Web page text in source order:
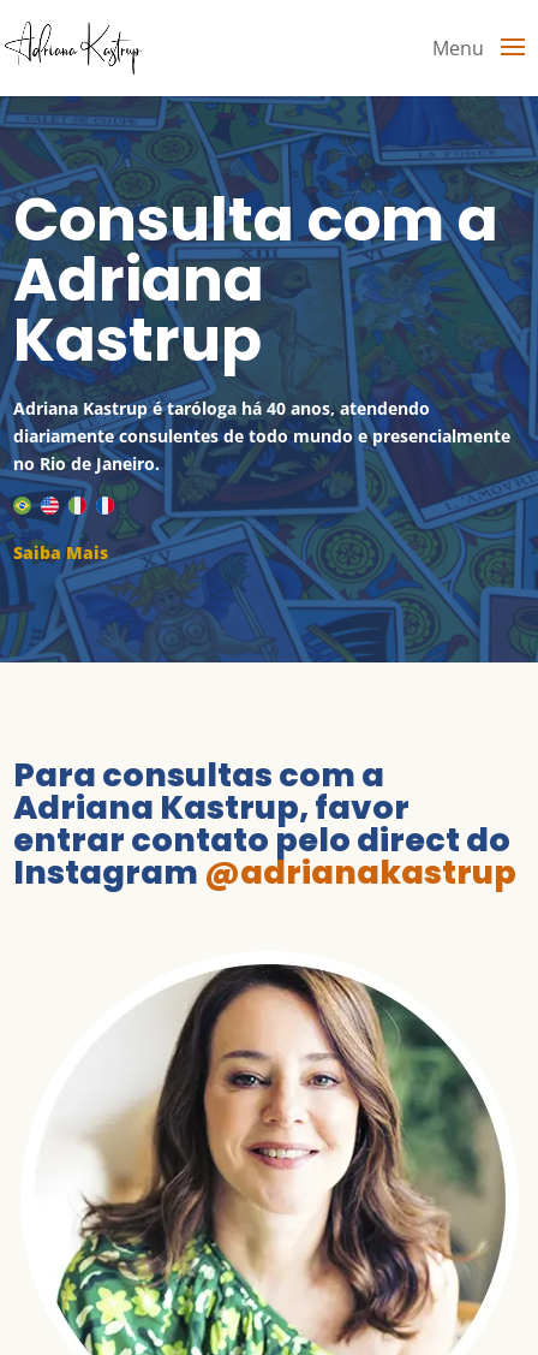
Menu
Consulta com a
Adriana
Kastrup
Adriana Kastrup é taróloga há 40 anos, atendendo
diariamente consulentes de todo mundo e presencialmente
no Rio de Janeiro.
Saiba Mais
Para consultas com a
Adriana Kastrup, favor
entrar contato pelo direct do
Instagram @adrianakastrup